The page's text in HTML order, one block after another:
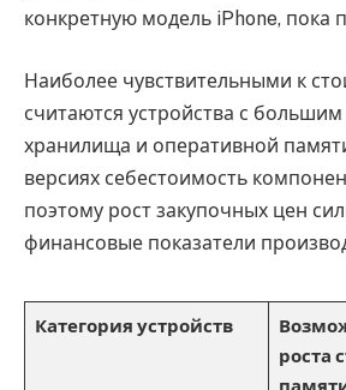
конкретную модель iPhone, пока
Наиболее чувствительными к
считаются устройства с
хранилища и оперативной
версиях себестоимость
поэтому рост закупочных цен
финансовые показатели
Категория устройств
роста